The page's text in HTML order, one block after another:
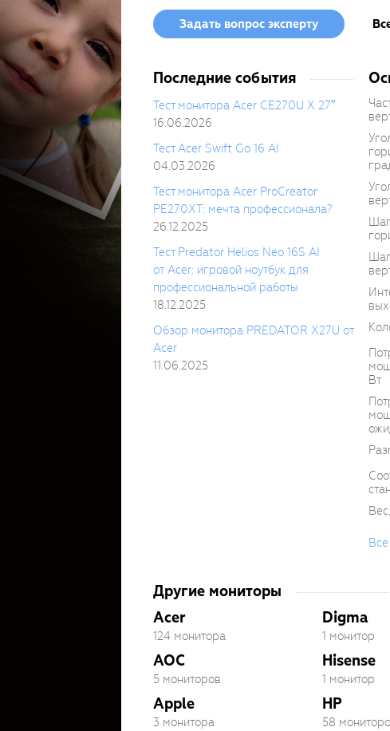
Задать вопрос эксперту
Последние события
Тест монитора Acer CE270U X 27″
16.06.2026
Тест Acer Swift Go 16 AI
04.03.2026
Тест монитора Acer ProCreator
PE270XT: мечта профессионала?
26.12.2025
Тест Predator Helios Neo 16S AI
от Acer: игровой ноутбук для
профессиональной работы
18.12.2025
Обзор монитора PREDATOR X27U от
Acer
11.06.2025
Вт
Другие мониторы
Acer
124 монитора
AOC
5 мониторов
Apple
3 монитора
Digma
1 монитор
Hisense
1 монитор
HP
58